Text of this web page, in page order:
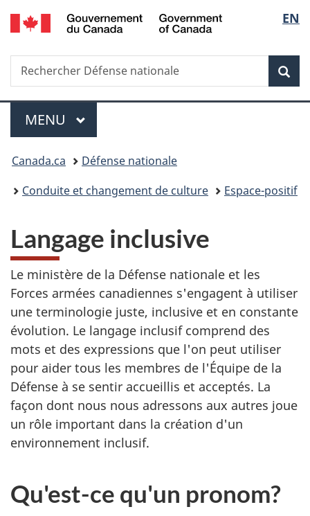
Passer
au
principal
Passer
à
Au
du
Passer
à
version
simplifiée
de
la
EN
Recherche
Rechercher
Défense
Menu
MENU PRINCIPAL
Vous
êtes
Canada.ca
Défense nationale
Conduite et changement de culture
Espace-positif
Langage inclusive
Le ministère de la Défense nationale et les
Forces armées canadiennes s'engagent à utiliser
une terminologie juste, inclusive et en constante
évolution. Le langage inclusif comprend des
mots et des expressions que l'on peut utiliser
pour aider tous les membres de l'Équipe de la
Défense à se sentir accueillis et acceptés. La
façon dont nous nous adressons aux autres joue
un rôle important dans la création d'un
environnement inclusif.
Qu'est-ce qu'un pronom?